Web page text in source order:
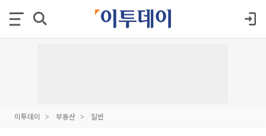
이투데이 부동산 일반